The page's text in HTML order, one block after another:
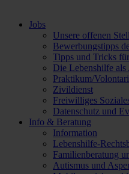
Jobs
Unsere offenen
Bewerbungstipps
Tipps und Tricks
Die Lebenshilfe als
Praktikum/
Zivildienst
Freiwilliges
Datenschutz und
Info & Beratung
Information
Lebenshilfe-
Familienberatung
Autismus und